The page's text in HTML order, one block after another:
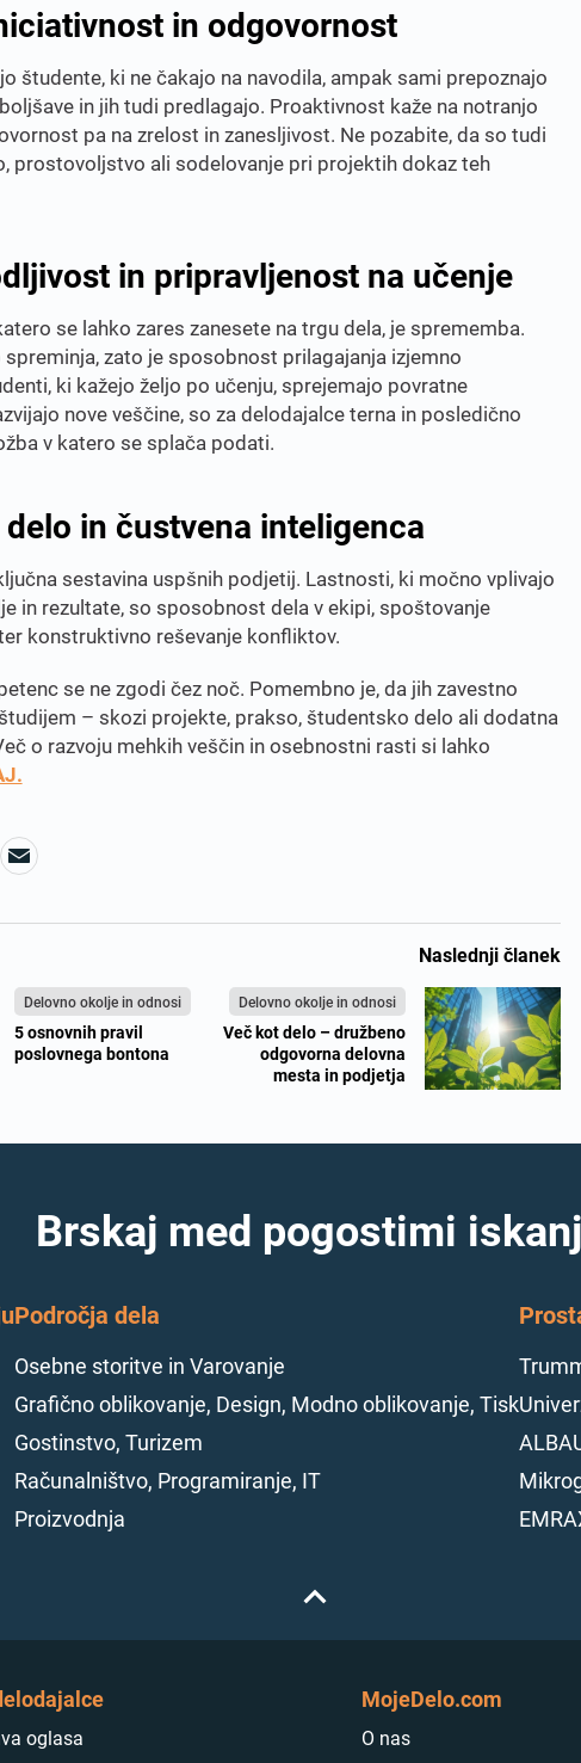
in odgovornost
študente, ki ne čakajo na navodila, ampak sami prepoznajo
in jih tudi predlagajo. Proaktivnost kaže na notranjo
pa na zrelost in zanesljivost. Ne pozabite, da so tudi
prostovoljstvo ali sodelovanje pri projektih dokaz teh
in pripravljenost na učenje
se lahko zares zanesete na trgu dela, je sprememba.
spreminja, zato je sposobnost prilagajanja izjemno
ki kažejo željo po učenju, sprejemajo povratne
nove veščine, so za delodajalce terna in posledično
v katero se splača podati.
in čustvena inteligenca
sestavina uspšnih podjetij. Lastnosti, ki močno vplivajo
in rezultate, so sposobnost dela v ekipi, spoštovanje
konstruktivno reševanje konfliktov.
se ne zgodi čez noč. Pomembno je, da jih zavestno
– skozi projekte, prakso, študentsko delo ali dodatna
o razvoju mehkih veščin in osebnostni rasti si lahko
Delovno okolje in odnosi
5 osnovnih pravil
poslovnega bontona
Naslednji članek
Delovno okolje in odnosi
Več kot delo – družbeno
odgovorna delovna
mesta in podjetja
Brskaj med pogostimi
Področja dela
Osebne storitve in Varovanje
Grafično oblikovanje, Design, Modno oblikovanje, Tisk
Gostinstvo, Turizem
Računalništvo, Programiranje, IT
Proizvodnja
oglasa
MojeDelo.com
O nas